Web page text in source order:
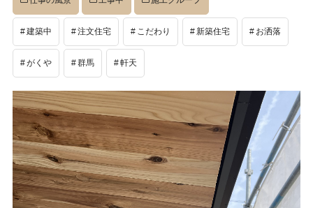
建築中 注文住宅 こだわり 新築住宅 お洒落
がくや 群馬 軒天